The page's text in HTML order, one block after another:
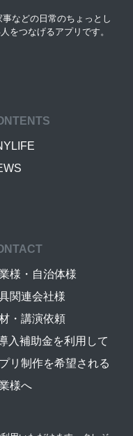
などの日常のちょっとし
をつなげるアプリです。
様・自治体様
関連会社様
・講演依頼
入補助金を利用して
リ制作を希望される
様へ